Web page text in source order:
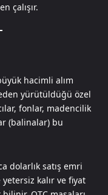
çalışır.
hacimli alım
yürütüldüğü özel
fonlar, madencilik
(balinalar) bu
dolarlık satış emri
kalır ve fiyat